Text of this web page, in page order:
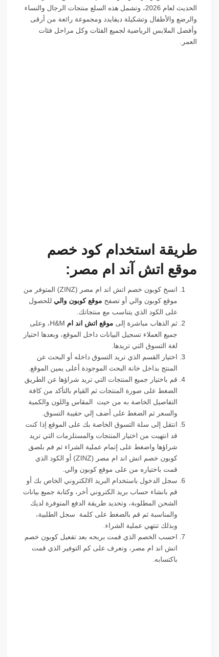
الحديث لعام 2026، وتشمل هذه السلع منتجات الرجال والنساء
والرضع والأطفال وتشكيلة ديفايدد ومجموعة رائعة من أرقى
وأفضل الملابس الرياضية لجميع الفئات وكل مراحل فئات
العمر.
طريقة استخدام كود خصم
موقع اتش آند ام مصر:
انسخ كوبون خصم اتش اند ام مصر (ZINZ) المتوفر من
موقع كوبون والي أو تصفح موقع كوبون والي للحصول
على الكود الذي يتناسب مع منتجاتك.
ثم الذهاب مباشرة إلى موقع اتش اند ام
H&M، وعلى
جميع العملاء تسجيل البيانات داخل الموقع، وبعدها اختيار
لغة التسوق التي تريدها.
اختيار القسم الذي تريد التسوق داخله أو البحث عن
المنتج بداخل خانة البحث الموجودة أعلى يمين الموقع.
قم باختيار جميع المنتجات التي تريد شراؤها عن الطريق
الضغط على صورة المنتجات ثم القيام بالتأكد من كافة
التفاصيل الخاصة به من حيث المقاس واللون والكمية
والسعر ثم الضغط على أضف إلي حقيبة التسوق.
انتقل إلى سلة التسوق الخاصة بك على الموقع إذا كنت
قد انتهيت من اختيار المنتجات والمستلزمات التي تريد
شراؤها واضغط على إتمام عملية الشراء ثم قم بلصق
كوبون خصم اتش اند ام مصر (ZINZ) أو الكود الذي
قمت باختياره من على موقع كوبون والي.
سجل الدخول باستخدام البريد الالكتروني الخاص بك أو
قم بانشاء حساب بريد الكتروني أخر، وكتابة جميع بيانات
الشحن المطلوبة، وتحديد طريقة الدفع المتوفرة لديك
والمناسبة ثم قم بالضغط على كلمة سجل الطلبية،
وبذلك تنتهي عملية الشراء.
احسب الخصم الذي قمت بربحه بعد تفعيل كوبون خصم
اتش اند ام مصر، وتعرف على كم التوفير الذي قمت
باكتسابه.